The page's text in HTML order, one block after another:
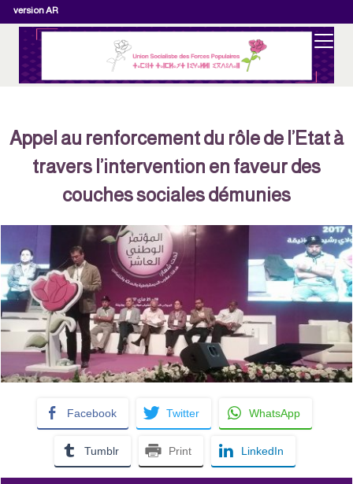
version AR
Appel au renforcement du rôle de l’Etat à
travers l’intervention en faveur des
couches sociales démunies
Facebook Twitter WhatsApp
Tumblr Print LinkedIn